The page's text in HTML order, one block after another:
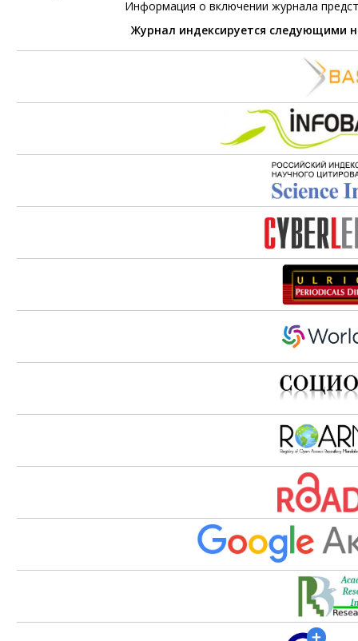
Информация о включении журнала
Журнал индексируется следующими